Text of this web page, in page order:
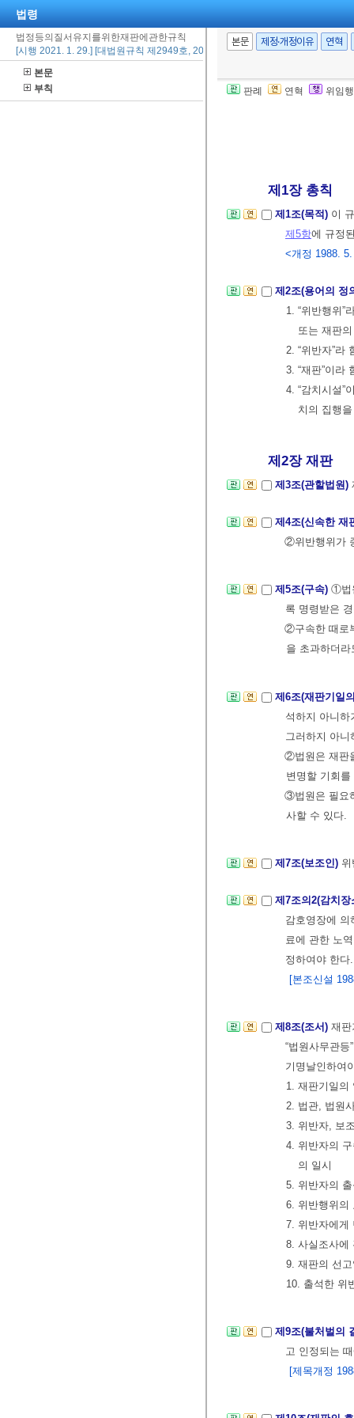
법령
법정등의질서유지를위한재판에관한규칙
[시행 2021. 1. 29.] [대법원규칙 제2949호, 2021. 1. 29., 타법개정]
본문
부칙
본문 제정·개정이유 연혁
판례 연혁 위임
제1장 총칙
제1조(목적) 이
제5항에 규정
<개정 1988.
제2조(용어의 정
1. “위반행위”
또는 재판
2. “위반자”라
3. “재판”이라
4. “감치시설”
치의 집행
제2장 재판
제3조(관할법원)
제4조(신속한 재
②위반행위가
제5조(구속) ①법
록 명령받은
②구속한 때로
을 초과하더
제6조(재판기일
석하지 아니
그러하지 아니
②법원은 재판
변명할 기회
③법원은 필요
사할 수 있다.
제7조(보조인)
제7조의2(감치
감호영장에
료에 관한 노
정하여야 한다.
[본조신설
제8조(조서) 재판
“법원사무관
기명날인하여
1. 재판기일의
2. 법관, 법원
3. 위반자, 보
4. 위반자의
의 일시
5. 위반자의
6. 위반행위의
7. 위반자에게
8. 사실조사에
9. 재판의 선
10. 출석한 위
제9조(불처벌의
고 인정되는
[제목개정